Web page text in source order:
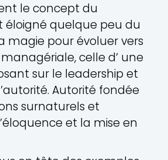
le concept du
éloigné quelque peu du
magie pour évoluer vers
celle d’ une
sur le leadership et
Autorité fondée
surnaturels et
et la mise en